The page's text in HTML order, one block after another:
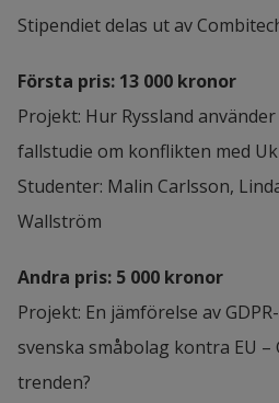
Stipendiet delas ut av
Första pris: 13 000 kronor
Projekt: Hur Ryssland
fallstudie om konflikten med
Studenter: Malin Carlsson,
Wallström
Andra pris: 5 000 kronor
Projekt: En jämförelse av
svenska småbolag kontra EU –
trenden?